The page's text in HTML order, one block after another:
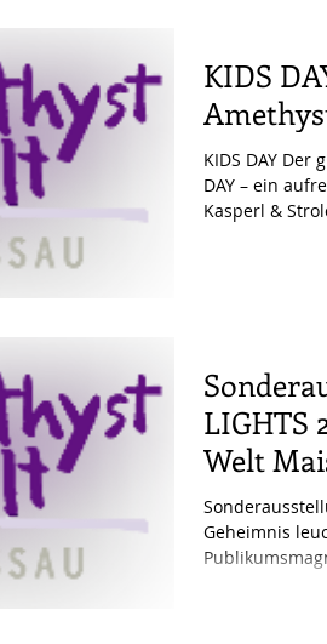
KIDS
KIDS DAY Der
DAY – ein
Kasperl &
LIGHTS
Welt
Geheimnis